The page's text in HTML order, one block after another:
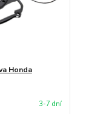
Honda
3-7 dní